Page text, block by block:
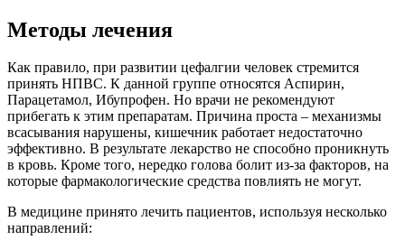
Методы лечения
Как правило, при развитии цефалгии человек стремится
принять НПВС. К данной группе относятся Аспирин,
Парацетамол, Ибупрофен. Но врачи не рекомендуют
прибегать к этим препаратам. Причина проста – механизмы
всасывания нарушены, кишечник работает недостаточно
эффективно. В результате лекарство не способно проникнуть
в кровь. Кроме того, нередко голова болит из-за факторов, на
которые фармакологические средства повлиять не могут.
В медицине принято лечить пациентов, используя несколько
направлений: